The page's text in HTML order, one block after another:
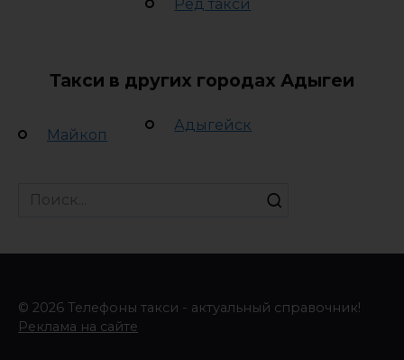
Ред такси
Такси в других городах Адыгеи
Майкоп
Адыгейск
Search
© 2026 Телефоны такси - актуальный справочник!
Реклама на сайте